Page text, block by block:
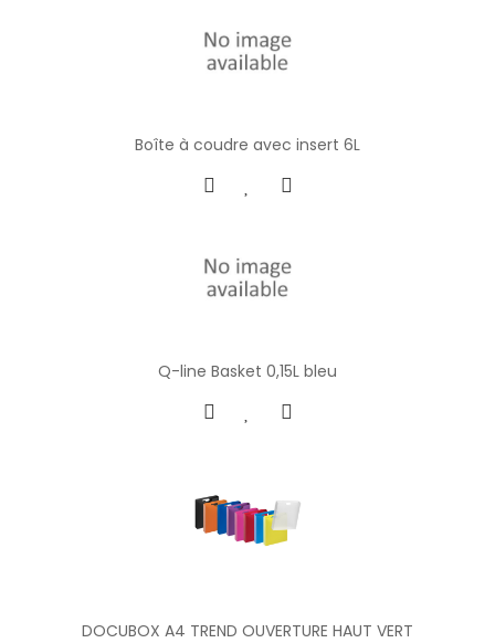
Boîte à coudre avec insert 6L
Q-line Basket 0,15L bleu
DOCUBOX A4 TREND OUVERTURE HAUT VERT